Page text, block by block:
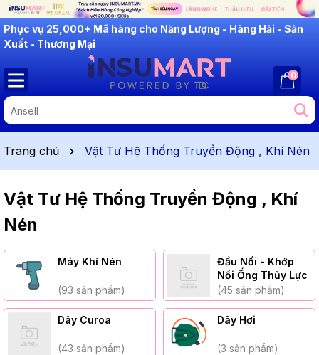
INSUMART: Lắng Nghe - Thấu Hiểu - Cải Tiến
0
Trang chủ Vật Tư Hệ Thống Truyền Động , Khí Nén
Vật Tư Hệ Thống Truyền Động , Khí
Nén
Máy Khí Nén
(93 sản phẩm)
Đầu Nối - Khớp
Nối Ống Thủy Lực
(45 sản phẩm)
Dây Curoa
(43 sản phẩm)
Dây Hơi
(3 sản phẩm)